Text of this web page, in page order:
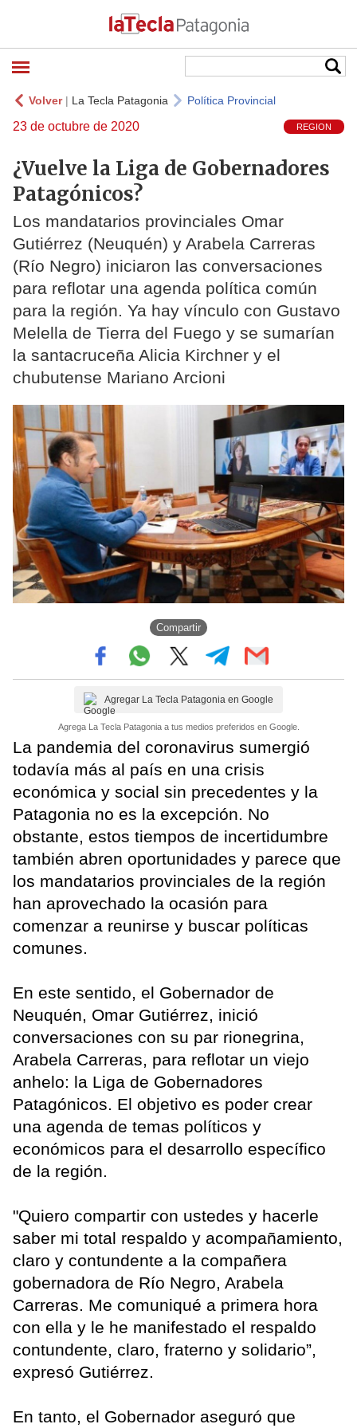
Volver| La Tecla Patagonia Política Provincial
23 de octubre de 2020 REGION
¿Vuelve la Liga de Gobernadores
Patagónicos?
Los mandatarios provinciales Omar
Gutiérrez (Neuquén) y Arabela Carreras
(Río Negro) iniciaron las conversaciones
para reflotar una agenda política común
para la región. Ya hay vínculo con Gustavo
Melella de Tierra del Fuego y se sumarían
la santacruceña Alicia Kirchner y el
chubutense Mariano Arcioni
Compartir
Agregar La Tecla Patagonia en Google
Agrega La Tecla Patagonia a tus medios preferidos en Google.
La pandemia del coronavirus sumergió
todavía más al país en una crisis
económica y social sin precedentes y la
Patagonia no es la excepción. No
obstante, estos tiempos de incertidumbre
también abren oportunidades y parece que
los mandatarios provinciales de la región
han aprovechado la ocasión para
comenzar a reunirse y buscar políticas
comunes.
En este sentido, el Gobernador de
Neuquén, Omar Gutiérrez, inició
conversaciones con su par rionegrina,
Arabela Carreras, para reflotar un viejo
anhelo: la Liga de Gobernadores
Patagónicos. El objetivo es poder crear
una agenda de temas políticos y
económicos para el desarrollo específico
de la región.
"Quiero compartir con ustedes y hacerle
saber mi total respaldo y acompañamiento,
claro y contundente a la compañera
gobernadora de Río Negro, Arabela
Carreras. Me comuniqué a primera hora
con ella y le he manifestado el respaldo
contundente, claro, fraterno y solidario”,
expresó Gutiérrez.
En tanto, el Gobernador aseguró que